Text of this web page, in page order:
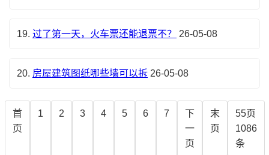
19. 过了第一天，火车票还能退票不？ 26-05-08
20. 房屋建筑图纸哪些墙可以拆 26-05-08
首
页
1 2 3 4 5 6 7
下
一
页
末
页
55页
1086
条